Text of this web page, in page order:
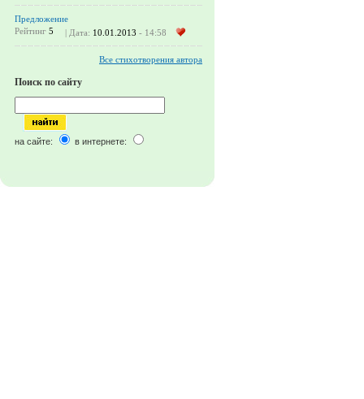
Предложение
Рейтинг 5 | Дата: 10.01.2013 - 14:58
Все стихотворения автора
Поиск по сайту
на сайте: в интернете: